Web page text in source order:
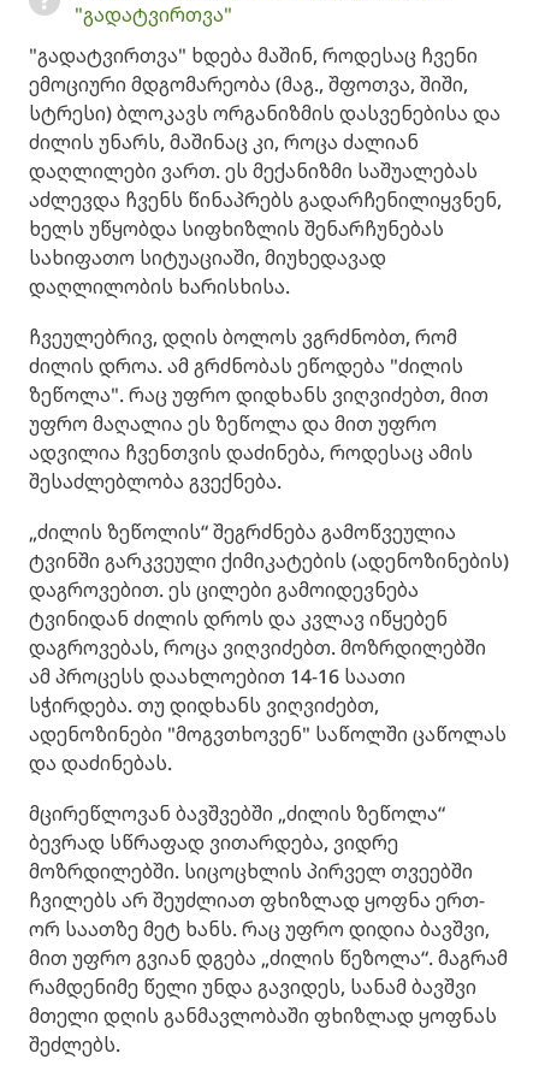
"გადატვირთვა"
"გადატვირთვა" ხდება მაშინ, როდესაც ჩვენი
ემოციური მდგომარეობა (მაგ., შფოთვა, შიში,
სტრესი) ბლოკავს ორგანიზმის დასვენებისა და
ძილის უნარს, მაშინაც კი, როცა ძალიან
დაღლილები ვართ. ეს მექანიზმი საშუალებას
აძლევდა ჩვენს წინაპრებს გადარჩენილიყვნენ,
ხელს უწყობდა სიფხიზლის შენარჩუნებას
სახიფათო სიტუაციაში, მიუხედავად
დაღლილობის ხარისხისა.
ჩვეულებრივ, დღის ბოლოს ვგრძნობთ, რომ
ძილის დროა. ამ გრძნობას ეწოდება "ძილის
ზეწოლა". რაც უფრო დიდხანს ვიღვიძებთ, მით
უფრო მაღალია ეს ზეწოლა და მით უფრო
ადვილია ჩვენთვის დაძინება, როდესაც ამის
შესაძლებლობა გვექნება.
„ძილის ზეწოლის“ შეგრძნება გამოწვეულია
ტვინში გარკვეული ქიმიკატების (ადენოზინების)
დაგროვებით. ეს ცილები გამოიდევნება
ტვინიდან ძილის დროს და კვლავ იწყებენ
დაგროვებას, როცა ვიღვიძებთ. მოზრდილებში
ამ პროცესს დაახლოებით 14-16 საათი
სჭირდება. თუ დიდხანს ვიღვიძებთ,
ადენოზინები "მოგვთხოვენ" საწოლში ცაწოლას
და დაძინებას.
მცირეწლოვან ბავშვებში „ძილის ზეწოლა“
ბევრად სწრაფად ვითარდება, ვიდრე
მოზრდილებში. სიცოცხლის პირველ თვეებში
ჩვილებს არ შეუძლიათ ფხიზლად ყოფნა ერთ-
ორ საათზე მეტ ხანს. რაც უფრო დიდია ბავშვი,
მით უფრო გვიან დგება „ძილის წეზოლა“. მაგრამ
რამდენიმე წელი უნდა გავიდეს, სანამ ბავშვი
მთელი დღის განმავლობაში ფხიზლად ყოფნას
შეძლებს.